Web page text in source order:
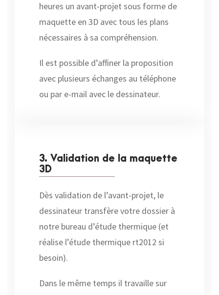
heures un avant-projet sous forme de
maquette en 3D avec tous les plans
nécessaires à sa compréhension.
Il est possible d’affiner la proposition
avec plusieurs échanges au téléphone
ou par e-mail avec le dessinateur.
3. Validation de la maquette
3D
Dès validation de l’avant-projet, le
dessinateur transfère votre dossier à
notre bureau d’étude thermique (et
réalise l’étude thermique rt2012 si
besoin).
Dans le même temps il travaille sur